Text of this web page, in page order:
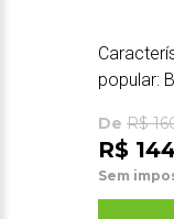
popular:
De R$
R$
Sem